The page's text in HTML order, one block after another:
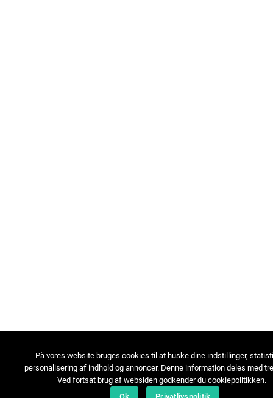
På vores website bruges cookies til at huske dine indstillinger,
personalisering af indhold og annoncer. Denne information deles med
Ved fortsat brug af websiden godkender du cookiepolitikken.